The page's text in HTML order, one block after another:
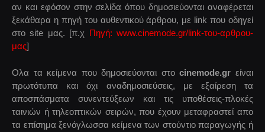
αν και εφόσον στην σελίδα όπου δημοσιεύονται αναφέρεται
ξεκάθαρα η πηγή του αυθεντικού άρθρου, με link που οδηγεί
στο site μας. [π.χ Πηγή: www.cinemode.gr/link-του-αρθρου-
μας]
Ολα τα κείμενα που δημοσιεύονται στοcinemode.gr είναι
πρωτότυπα και όχι αναδημοσιεύσεις, με εξαίρεση τα
αποσπάσματα συνεντεύξεων και τις υποθέσεις-πλοκές
ταινιών ή τηλεοπτικών σειρών, που έχουν μεταφραστεί απο
τα επίσημα ξενόγλωσσα κείμενα των στούντιο παραγωγής ή